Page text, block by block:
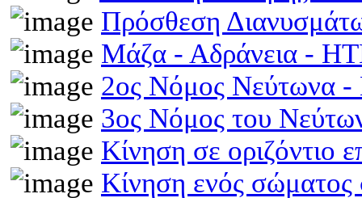
Πρόσθεση
Μάζα - Αδράνεια -
2ος Νόμος Νεύτωνα
3ος Νόμος του
Κίνηση σε οριζόντιο
Κίνηση ενός